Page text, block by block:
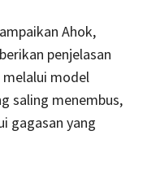
Ahok,
penjelasan
model
saling menembus,
gagasan yang